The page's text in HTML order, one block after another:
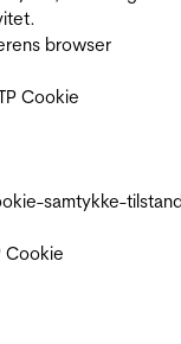
browser
Cookie
samtykke-
Cookie